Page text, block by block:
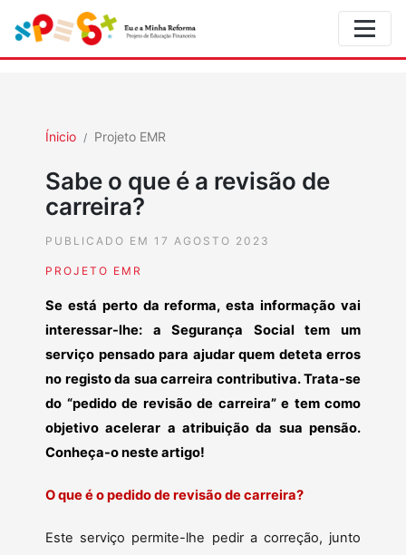
Ínicio Projeto EMR
Sabe o que é a revisão de
carreira?
PUBLICADO EM 17 AGOSTO 2023
PROJETO EMR
Se está perto da reforma, esta informação vai
interessar-lhe: a Segurança Social tem um
serviço pensado para ajudar quem deteta erros
no registo da sua carreira contributiva. Trata-se
do “pedido de revisão de carreira” e tem como
objetivo acelerar a atribuição da sua pensão.
Conheça-o neste artigo!
O que é o pedido de revisão de carreira?
Este serviço permite-lhe pedir a correção, junto